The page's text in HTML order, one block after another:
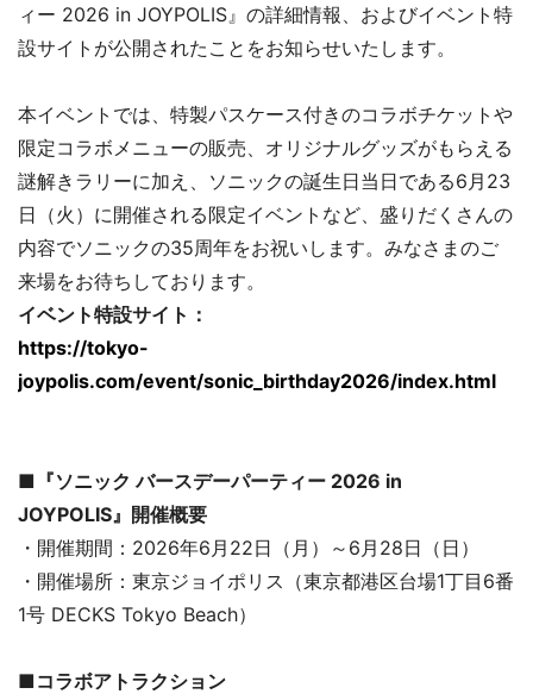
ィー 2026 in JOYPOLIS』の詳細情報、およびイベント特
設サイトが公開されたことをお知らせいたします。
本イベントでは、特製パスケース付きのコラボチケットや
限定コラボメニューの販売、オリジナルグッズがもらえる
謎解きラリーに加え、ソニックの誕生日当日である6月23
日（火）に開催される限定イベントなど、盛りだくさんの
内容でソニックの35周年をお祝いします。みなさまのご
来場をお待ちしております。
イベント特設サイト：
https://tokyo-
joypolis.com/event/sonic_birthday2026/index.html
■『ソニック バースデーパーティー 2026 in
JOYPOLIS』開催概要
・開催期間：2026年6月22日（月）～6月28日（日）
・開催場所：東京ジョイポリス（東京都港区台場1丁目6番
1号 DECKS Tokyo Beach）
■コラボアトラクション